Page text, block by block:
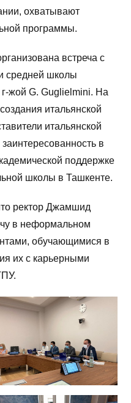
охватывают
программы.
встреча с
средней школы
г-жой G. Guglielmini. На
итальянской
итальянской
в
поддержке
школы в Ташкенте.
ректор Джамшид
в неформальном
обучающимися в
их с карьерными